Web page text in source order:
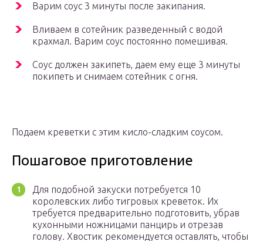
Варим соус 3 минуты после закипания.
Вливаем в сотейник разведенный с водой
крахмал. Варим соус постоянно помешивая.
Соус должен закипеть, даем ему еще 3 минуты
покипеть и снимаем сотейник с огня.
Подаем креветки с этим кисло-сладким соусом.
Пошаговое приготовление
Для подобной закуски потребуется 10
королевских либо тигровых креветок. Их
требуется предварительно подготовить, убрав
кухонными ножницами панцирь и отрезав
голову. Хвостик рекомендуется оставлять, чтобы